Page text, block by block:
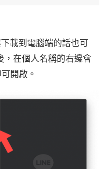
載到電腦端的話也可
，在個人名稱的右邊會
開啟。